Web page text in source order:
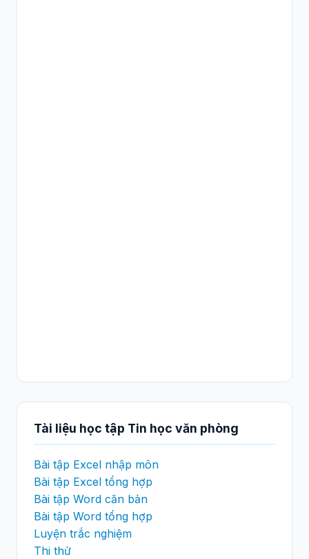
Tài liệu học tập Tin học văn phòng
Bài tập Excel nhập môn
Bài tập Excel tổng hợp
Bài tập Word căn bản
Bài tập Word tổng hợp
Luyện trắc nghiệm
Thi thử